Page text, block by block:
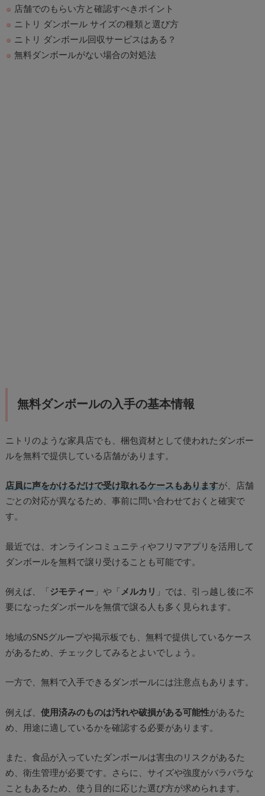
店舗でのもらい方と確認すべきポイント
ニトリ ダンボール サイズの種類と選び方
ニトリ ダンボール回収サービスはある？
無料ダンボールがない場合の対処法
無料ダンボールの入手の基本情報
ニトリのような家具店でも、梱包資材として使われたダンボー
ルを無料で提供している店舗があります。
店員に声をかけるだけで受け取れるケースもありますが、店舗
ごとの対応が異なるため、事前に問い合わせておくと確実で
す。
最近では、オンラインコミュニティやフリマアプリを活用して
ダンボールを無料で譲り受けることも可能です。
例えば、「 ジモティー」や「 メルカリ 」では、引っ越し後に不
要になったダンボールを無償で譲る人も多く見られます。
地域のSNSグループや掲示板でも、無料で提供しているケース
があるため、チェックしてみるとよいでしょう。
一方で、無料で入手できるダンボールには注意点もあります。
例えば、 使用済みのものは汚れや破損がある可能性があるた
め、用途に適しているかを確認する必要があります。
また、食品が入っていたダンボールは害虫のリスクがあるた
め、衛生管理が必要です。さらに、サイズや強度がバラバラな
こともあるため、使う目的に応じた選び方が求められます。